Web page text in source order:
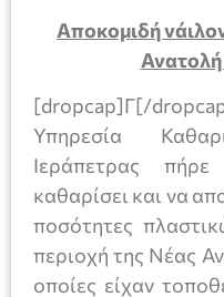
Αποκομιδή
Ανατολή
[dropcap]Γ[/
Υπηρεσία
Ιεράπετρας
καθαρίσει και να
ποσότητες
περιοχή της Νέας
οποίες είχαν